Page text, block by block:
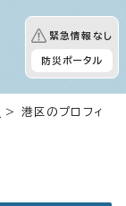
緊急情報なし
防災ポータル
> 港区のプロフィ